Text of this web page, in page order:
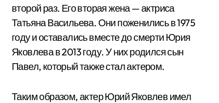
второй раз. Его вторая жена — актриса
Татьяна Васильева. Они поженились в 1975
году и оставались вместе до смерти Юрия
Яковлева в 2013 году. У них родился сын
Павел, который также стал актером.
Таким образом, актер Юрий Яковлев имел